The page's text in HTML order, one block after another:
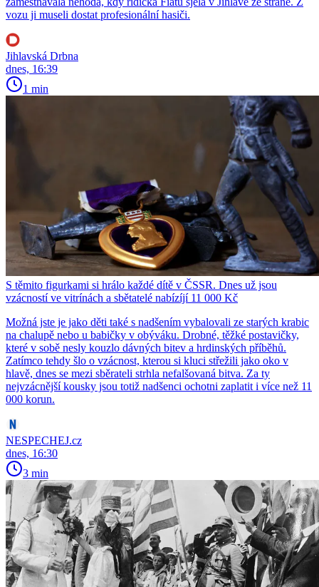
vozu ji museli dostat profesionální hasiči.
Jihlavská Drbna
dnes, 16:39
1 min
S těmito figurkami si hrálo každé dítě v ČSSR. Dnes už jsou
vzácností ve vitrínách a sbětatelé nabízíjí 11 000 Kč
Možná jste je jako děti také s nadšením vybalovali ze starých krabic
na chalupě nebo u babičky v obýváku. Drobné, těžké postavičky,
které v sobě nesly kouzlo dávných bitev a hrdinských příběhů.
Zatímco tehdy šlo o vzácnost, kterou si kluci střežili jako oko v
hlavě, dnes se mezi sběrateli strhla nefalšovaná bitva. Za ty
nejvzácnější kousky jsou totiž nadšenci ochotni zaplatit i více než 11
000 korun.
NESPECHEJ.cz
dnes, 16:30
3 min